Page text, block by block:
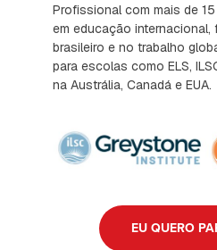
Profissional com mais de
em educação internacional,
brasileiro e no trabalho
para escolas como ELS,
na Austrália, Canadá e EUA.
EU QUERO